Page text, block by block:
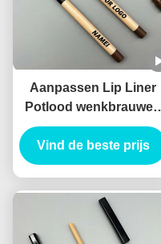
Aanpassen Lip Liner
Potlood wenkbrauwen
eyeliner buis met
borstel lip liner potlood
container met chipper
Vind de beste prijs